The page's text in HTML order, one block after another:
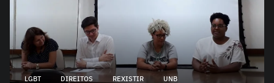
LGBT DIREITOS REXISTIR UNB